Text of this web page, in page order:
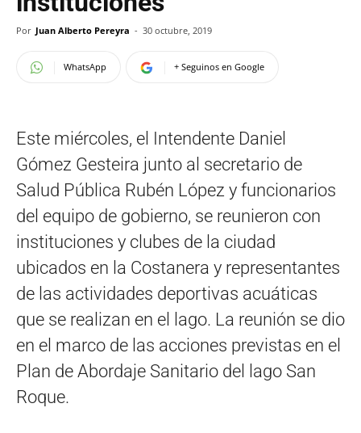
Por Juan Alberto Pereyra - 30 octubre, 2019
WhatsApp + Seguinos en Google
Este miércoles, el Intendente Daniel
Gómez Gesteira junto al secretario de
Salud Pública Rubén López y funcionarios
del equipo de gobierno, se reunieron con
instituciones y clubes de la ciudad
ubicados en la Costanera y representantes
de las actividades deportivas acuáticas
que se realizan en el lago. La reunión se dio
en el marco de las acciones previstas en el
Plan de Abordaje Sanitario del lago San
Roque.